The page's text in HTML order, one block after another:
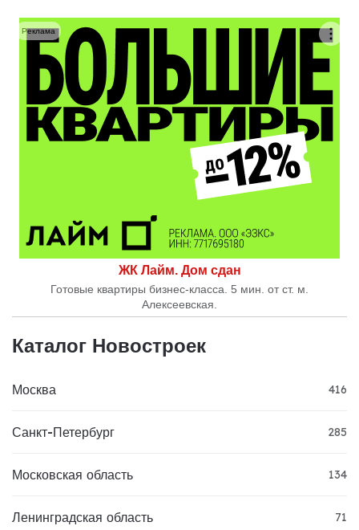
ЖК Лайм. Дом сдан
Готовые квартиры бизнес-класса. 5 мин. от ст. м.
Алексеевская.
Реклама
Каталог Новостроек
Москва 416
Санкт-Петербург 285
Московская область 134
Ленинградская область 71